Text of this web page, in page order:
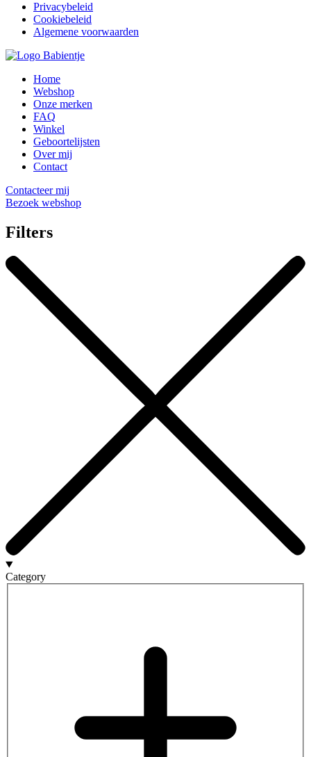
Privacybeleid
Cookiebeleid
Algemene voorwaarden
Home
Webshop
Onze merken
FAQ
Winkel
Geboortelijsten
Over mij
Contact
Contacteer mij
Bezoek webshop
Filters
Category